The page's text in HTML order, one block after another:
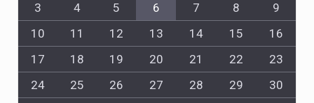
3
4 5 6 7 8
9
10
11 12 13 14 15
16
17
18 19 20 21 22
23
24
25 26 27 28 29
30